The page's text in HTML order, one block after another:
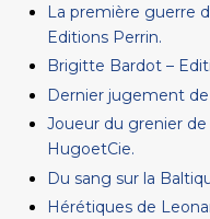
La première guerre
Editions Perrin.
Brigitte Bardot –
Dernier jugement de
Joueur du grenier
HugoetCie.
Du sang sur la
Hérétiques de